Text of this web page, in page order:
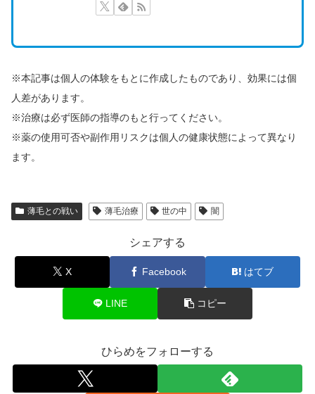
※本記事は個人の体験をもとに作成したものであり、効果には個
人差があります。
※治療は必ず医師の指導のもと行ってください。
※薬の使用可否や副作用リスクは個人の健康状態によって異なり
ます。
薄毛との戦い 薄毛治療 世の中 闇
シェアする
X Facebook はてブ
LINE コピー
ひらめをフォローする